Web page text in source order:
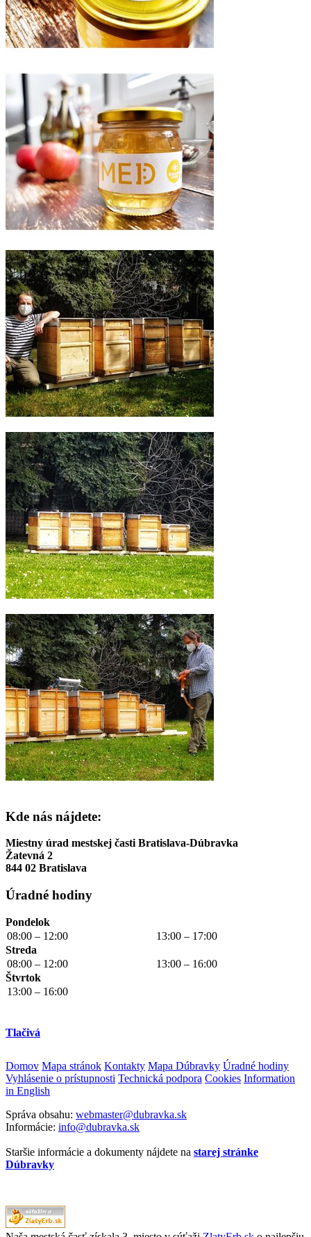
Kde nás nájdete:
Miestny úrad mestskej časti Bratislava-Dúbravka
Žatevná 2
844 02 Bratislava
Úradné hodiny
Pondelok
08:00 – 12:00
13:00 – 17:00
Streda
08:00 – 12:00
13:00 – 16:00
Štvrtok
13:00 – 16:00
Tlačivá
Domov Mapa stránok Kontakty Mapa Dúbravky Úradné hodiny
Vyhlásenie o prístupnosti Technická podpora Cookies Information
in English
Správa obsahu: webmaster@dubravka.sk
Informácie: info@dubravka.sk
Staršie informácie a dokumenty nájdete na starej stránke
Dúbravky